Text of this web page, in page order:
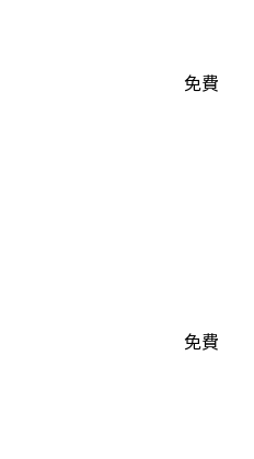
免費
免費